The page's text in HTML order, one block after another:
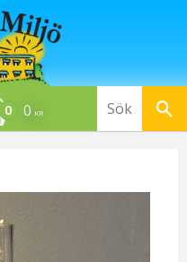
0 KR